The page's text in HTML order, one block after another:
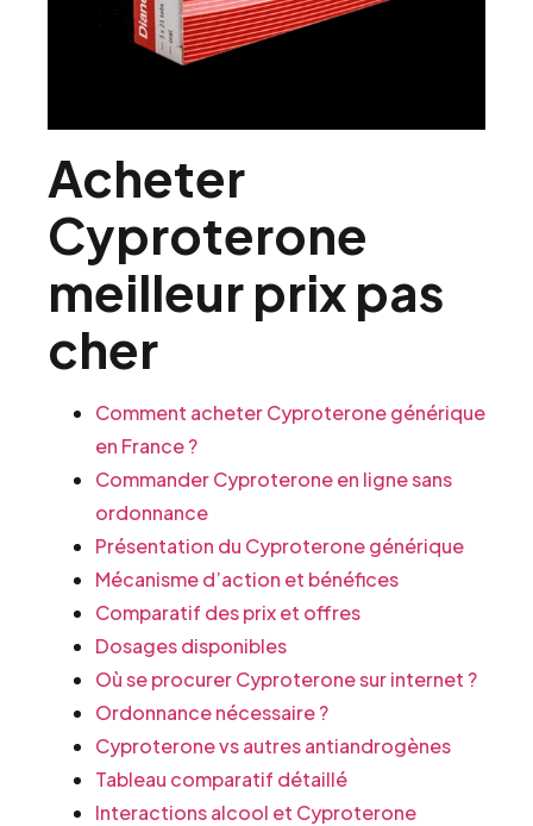
Acheter
Cyproterone
meilleur prix pas
cher
Comment acheter Cyproterone générique
en France ?
Commander Cyproterone en ligne sans
ordonnance
Présentation du Cyproterone générique
Mécanisme d’action et bénéfices
Comparatif des prix et offres
Dosages disponibles
Où se procurer Cyproterone sur internet ?
Ordonnance nécessaire ?
Cyproterone vs autres antiandrogènes
Tableau comparatif détaillé
Interactions alcool et Cyproterone